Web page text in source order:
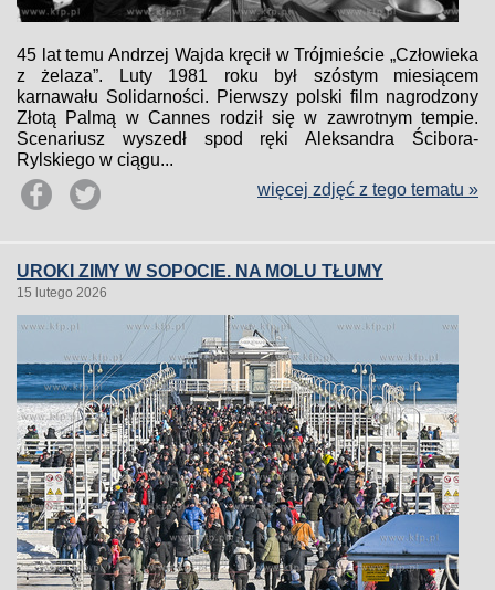
45 lat temu Andrzej Wajda kręcił w Trójmieście „Człowieka
z żelaza”. Luty 1981 roku był szóstym miesiącem
karnawału Solidarności. Pierwszy polski film nagrodzony
Złotą Palmą w Cannes rodził się w zawrotnym tempie.
Scenariusz wyszedł spod ręki Aleksandra Ścibora-
Rylskiego w ciągu...
więcej zdjęć z tego tematu »
UROKI ZIMY W SOPOCIE. NA MOLU TŁUMY
15 lutego 2026